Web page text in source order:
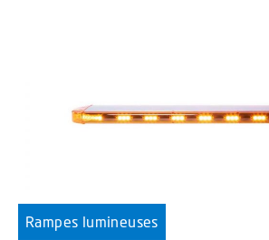
Rampes lumineuses